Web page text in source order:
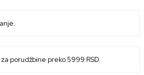
porudžbine preko 5999 RSD.